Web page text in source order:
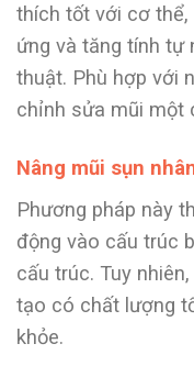
thích tốt với cơ thể,
ứng và tăng tính tự
thuật. Phù hợp với
chỉnh sửa mũi một
Nâng mũi sụn
Phương pháp này
động vào cấu trúc
cấu trúc. Tuy
tạo có chất lượng
khỏe.